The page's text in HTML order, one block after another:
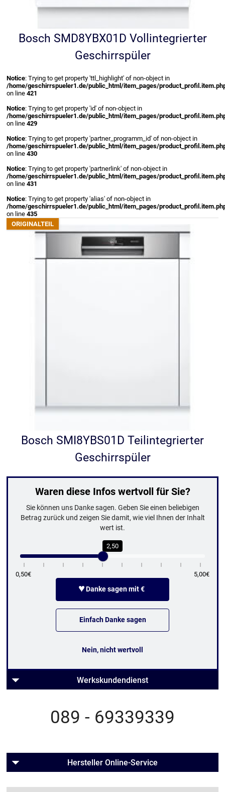
Bosch SMD8YBX01D Vollintegrierter
Geschirrspüler
Notice: Trying to get property 'ttl_highlight' of non-object in
/home/geschirrspueler1.de/public_html/item_pages/
on line421
Notice: Trying to get property 'id' of non-object in
/home/geschirrspueler1.de/public_html/item_pages/
on line429
Notice: Trying to get property 'partner_programm_id' of non-object in
/home/geschirrspueler1.de/public_html/item_pages/
on line430
Notice: Trying to get property 'partnerlink' of non-object in
/home/geschirrspueler1.de/public_html/item_pages/
on line431
Notice: Trying to get property 'alias' of non-object in
/home/geschirrspueler1.de/public_html/item_pages/
on line435
Bosch SMI8YBS01D Teilintegrierter
Geschirrspüler
Waren diese Infos wertvoll für Sie?
Sie können uns Danke sagen. Geben Sie einen beliebigen
Betrag zurück und zeigen Sie damit, wie viel Ihnen der Inhalt
wert ist.
2,50
0,50€ 5,00€
♥Danke sagen mit €
Einfach Danke sagen
Nein, nicht wertvoll
Werkskundendienst
089 - 69339339
Hersteller Online-Service